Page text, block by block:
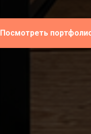
Посмотреть